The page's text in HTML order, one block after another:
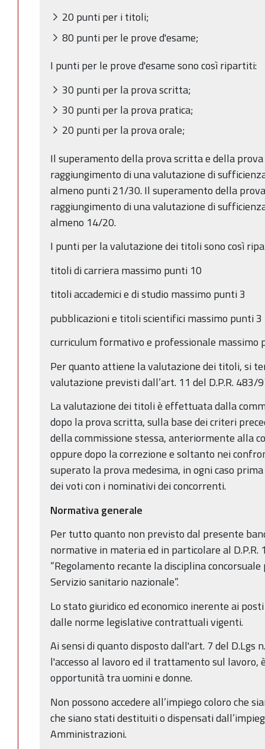
20 punti per i titoli;
80 punti per le prove d'esame;
I punti per le prove d'esame sono così ripartiti:
30 punti per la prova scritta;
30 punti per la prova pratica;
20 punti per la prova orale;
Il superamento della prova scritta e della
raggiungimento di una valutazione di
almeno punti 21/30. Il superamento della
raggiungimento di una valutazione di
almeno 14/20.
I punti per la valutazione dei titoli sono così
titoli di carriera massimo punti 10
titoli accademici e di studio massimo punti 3
pubblicazioni e titoli scientifici massimo punti 3
curriculum formativo e professionale massimo
Per quanto attiene la valutazione dei titoli, si
valutazione previsti dall’art. 11 del D.P.R. 483/
La valutazione dei titoli è effettuata dalla
dopo la prova scritta, sulla base dei criteri
della commissione stessa, anteriormente alla
oppure dopo la correzione e soltanto nei
superato la prova medesima, in ogni caso
dei voti con i nominativi dei concorrenti.
Normativa generale
Per tutto quanto non previsto dal presente
normative in materia ed in particolare al
“Regolamento recante la disciplina
Servizio sanitario nazionale”.
Lo stato giuridico ed economico inerente ai
dalle norme legislative contrattuali vigenti.
Ai sensi di quanto disposto dall'art. 7 del D.Lgs
l'accesso al lavoro ed il trattamento sul
opportunità tra uomini e donne.
Non possono accedere all’impiego coloro che
che siano stati destituiti o dispensati
Amministrazioni.